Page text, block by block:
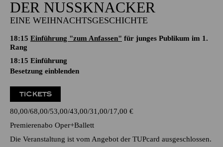
DER NUSSKNACKER
EINE WEIHNACHTSGESCHICHTE
18:15 Einführung "zum Anfassen" für junges Publikum im 1.
Rang
18:15 Einführung
Besetzung einblenden
TICKETS
80,00 68,00 53,00 43,00 31,00 17,00 €
Premierenabo Oper+Ballett
Die Veranstaltung ist vom Angebot der TUPcard ausgeschlossen.